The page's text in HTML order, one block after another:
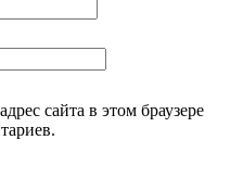
сайта в этом браузере